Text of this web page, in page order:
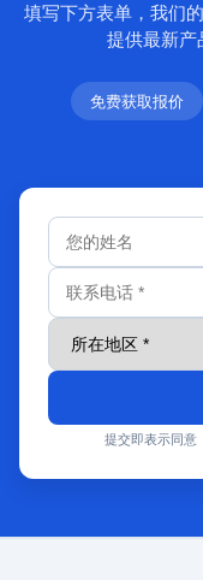
填写下方表单，我们
提供最新产
免费获取报价
提交即表示同意